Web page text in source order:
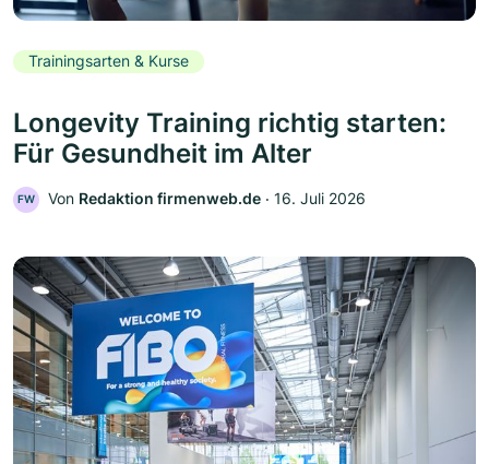
Trainingsarten & Kurse
Longevity Training richtig starten:
Für Gesundheit im Alter
FW Von Redaktion firmenweb.de ‧ 16. Juli 2026